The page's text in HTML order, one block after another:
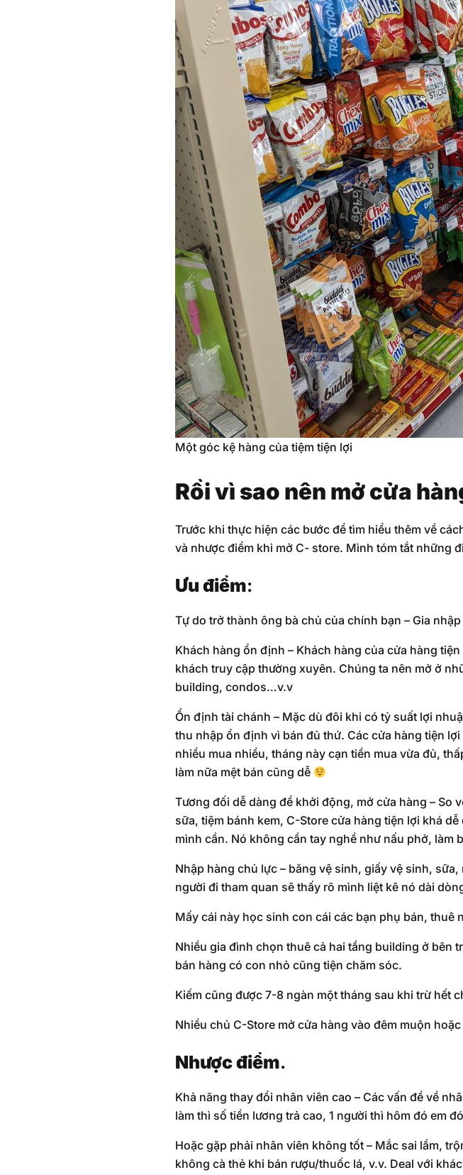
Một góc kệ hàng của tiệm tiện lợi
Rồi vì sao nên mở cửa
Trước khi thực hiện các bước để tìm hiểu thêm về
và nhược điểm khi mở C- store. Mình tóm tắt những
Ưu điểm:
Tự do trở thành ông bà chủ của chính bạn – Gia
Khách hàng ổn định – Khách hàng của cửa hàng
khách truy cập thường xuyên. Chúng ta nên mở ở
building, condos…v.v
Ổn định tài chánh – Mặc dù đôi khi có tỷ suất lợi
thu nhập ổn định vì bán đủ thứ. Các cửa hàng tiện
nhiều mua nhiều, tháng này cạn tiền mua vừa đủ,
làm nữa mệt bán cũng dễ
Tương đối dễ dàng để khởi động, mở cửa hàng – So
sữa, tiệm bánh kem, C-Store cửa hàng tiện lợi khá
mình cần. Nó không cần tay nghề như nấu phở, làm
Nhập hàng chủ lực – băng vệ sinh, giấy vệ sinh,
người đi tham quan sẽ thấy rõ mình liệt kê nó dài
Mấy cái này học sinh con cái các bạn phụ bán, thuê
Nhiều gia đình chọn thuê cả hai tầng building ở bên
bán hàng có con nhỏ cũng tiện chăm sóc.
Kiếm cũng được 7-8 ngàn một tháng sau khi trừ hết
Nhiều chủ C-Store mở cửa hàng vào đêm muộn
Nhược điểm.
Khả năng thay đổi nhân viên cao – Các vấn đề về
làm thì số tiền lương trả cao, 1 người thì hôm đó em
Hoặc gặp phải nhân viên không tốt – Mắc sai lầm,
không cà thẻ khi bán rượu/thuốc lá, v.v. Deal với